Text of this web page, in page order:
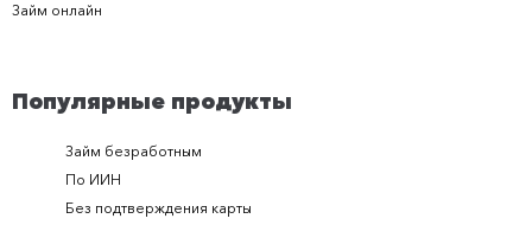
Займ онлайн
Популярные продукты
Займ безработным
По ИИН
Без подтверждения карты